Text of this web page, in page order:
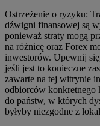
Ostrzeżenie o ryzyku:
dźwigni finansowej są
ponieważ straty mogą
na różnicę oraz Forex
inwestorów. Upewnij
jeśli jest to konieczne
zawarte na tej witrynie
odbiorców konkretnego
do państw, w których
byłyby niezgodne z